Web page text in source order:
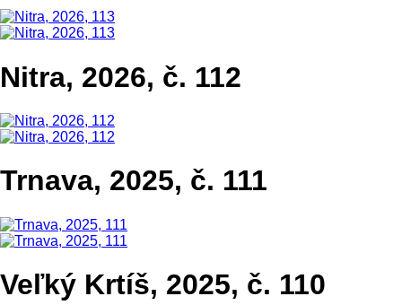
Nitra, 2026, č. 112
Trnava, 2025, č. 111
Veľký Krtíš, 2025, č. 110